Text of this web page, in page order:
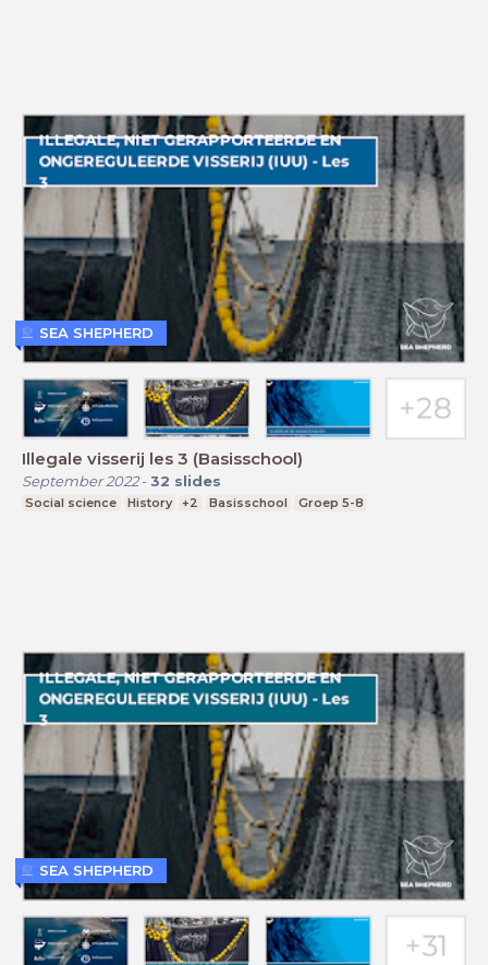
Illegale visserij les 3 (Basisschool)
September 2022- 32 slides
Social science History +2 Basisschool Groep 5-8
SEA SHEPHERD
SEA SHEPHERD